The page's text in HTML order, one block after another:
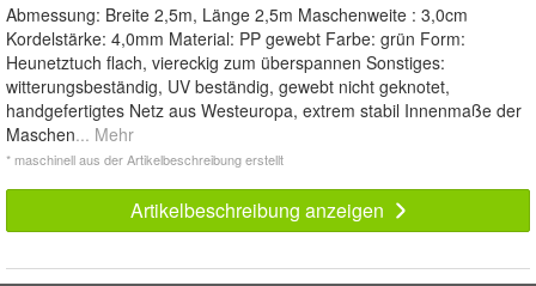
Abmessung: Breite 2,5m, Länge 2,5m Maschenweite : 3,0cm
Kordelstärke: 4,0mm Material: PP gewebt Farbe: grün Form:
Heunetztuch flach, viereckig zum überspannen Sonstiges:
witterungsbeständig, UV beständig, gewebt nicht geknotet,
handgefertigtes Netz aus Westeuropa, extrem stabil Innenmaße der
Maschen... Mehr
* maschinell aus der Artikelbeschreibung erstellt
Artikelbeschreibung anzeigen